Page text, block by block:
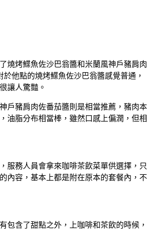
燒烤鰈魚佐沙巴翁醬和米蘭風神戶豬肩肉
於他點的燒烤鰈魚佐沙巴翁醬感覺普通，
讓人驚豔。
戶豬肩肉佐番茄醬則是相當推薦，豬肉本
油脂分布相當棒，雖然口感上偏潤，但相
服務人員會拿來咖啡茶飲菜單供選擇，只
內容，基本上都是附在原本的套餐內，不
包含了甜點之外，上咖啡和茶飲的時候，